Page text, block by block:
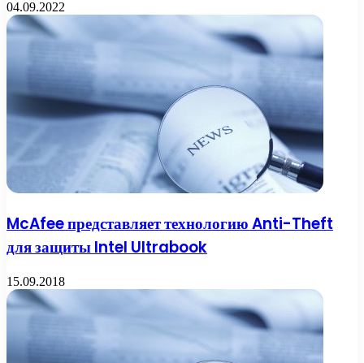
04.09.2022
McAfee представляет технологию Anti-Theft
для защиты Intel Ultrabook
15.09.2018